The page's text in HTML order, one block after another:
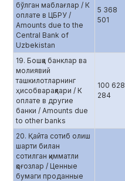
бўлган маблағлар / К
оплате в ЦБРУ /
Amounts due to the
Central Bank of
Uzbekistan
5 368
501
19. Бошқа банклар ва
молиявий
ташкилотларнинг
ҳисобварақлари / К
оплате в другие
банки / Amounts due
to other banks
100 628
284
20. Қайта сотиб олиш
шарти билан
сотилган қимматли
қоғозлар / Ценные
бумаги проданные